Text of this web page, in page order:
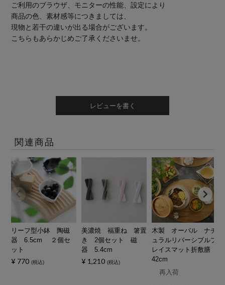
ご利用のブラウザ、モニターの性能、設定により
商品の色、素材感等につきましては、
現物と若干の違いが出る場合がございます。
こちらもあらかじめご了承くださいませ。
レビューを書く
関連商品
リーフ型小鉢 陶磁
器 6.5cm ２個セ
ット
¥ 770 税込
美濃焼 福重ね 箸置
き 2個セット 磁
器 5.4cm
¥ 1,210 税込
木製 オーバル ナチ
ュラルリバーシブルプ
レイスマット折敷膳
42cm
再入荷